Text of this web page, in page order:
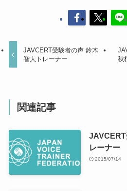
JAVCERT受験者の声 鈴木
智大トレーナー
秋
関連記事
JAVCERT
レーナー
2015/07/14